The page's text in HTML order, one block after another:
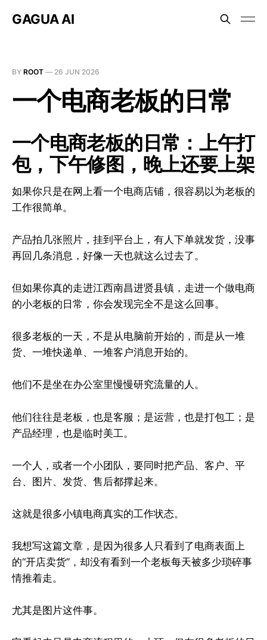
GAGUA AI
BY ROOT — 26 JUN 2026
一个电商老板的日常
一个电商老板的日常：上午打
包，下午修图，晚上还要上架
如果你只是在网上看一个电商店铺，很容易以为老板的
工作很简单。
产品拍几张照片，挂到平台上，有人下单就发货，没事
再回几条消息，好像一天也就这么过去了。
但如果你真的走进江西南昌进贤县镇，走进一个做电商
的小老板的日常，你会发现完全不是这么回事。
很多老板的一天，不是从电脑前开始的，而是从一堆
货、一堆快递单、一堆客户消息开始的。
他们不是坐在办公室里慢慢研究流量的人。
他们往往是老板，也是客服；是运营，也是打包工；是
产品经理，也是临时美工。
一个人，或者一个小团队，要同时把产品、客户、平
台、图片、发货、售后都撑起来。
这就是很多小镇电商真实的工作状态。
我想写这篇文章，是因为很多人只看到了电商表面上
的“开店卖货”，却没有看到一个老板每天被多少琐碎事
情推着走。
尤其是图片这件事。